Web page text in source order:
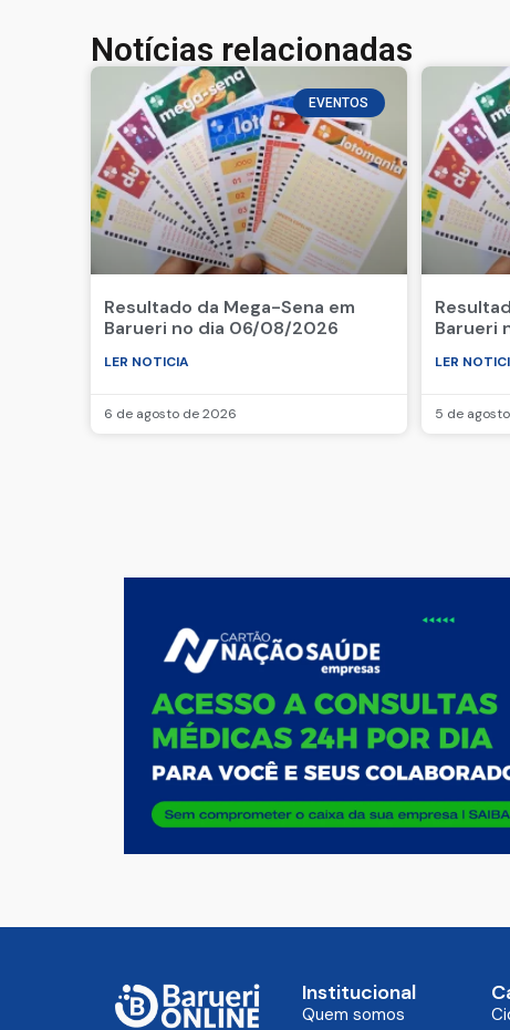
Notícias relacionadas
EVENTOS
Resultado da Mega-Sena em
Barueri no dia 06/08/2026
LER NOTICIA
6 de agosto de 2026
Barueri
LER
5 de
Institucional
Quem somos